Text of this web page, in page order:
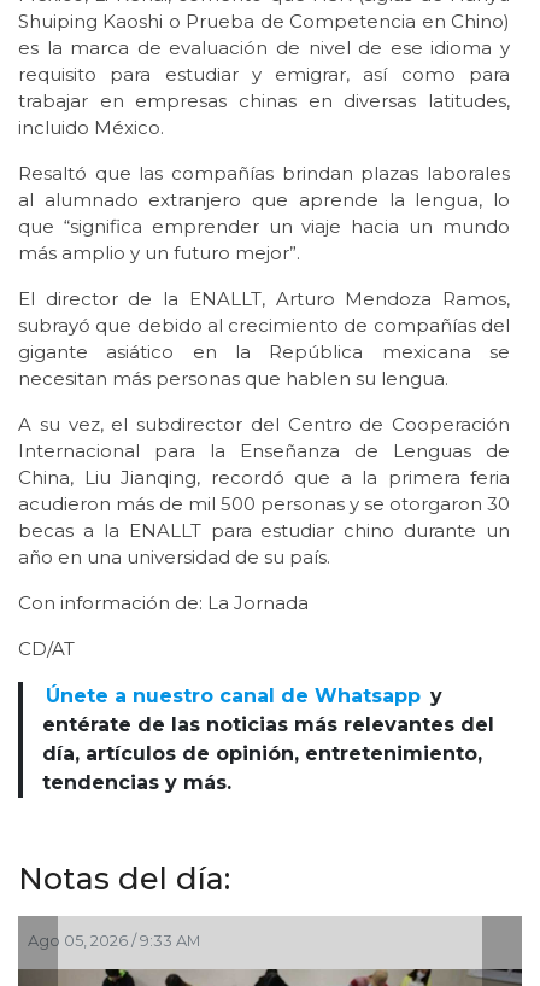
Shuiping Kaoshi o Prueba de Competencia en Chino)
es la marca de evaluación de nivel de ese idioma y
requisito para estudiar y emigrar, así como para
trabajar en empresas chinas en diversas latitudes,
incluido México.
Resaltó que las compañías brindan plazas laborales
al alumnado extranjero que aprende la lengua, lo
que “significa emprender un viaje hacia un mundo
más amplio y un futuro mejor”.
El director de la ENALLT, Arturo Mendoza Ramos,
subrayó que debido al crecimiento de compañías del
gigante asiático en la República mexicana se
necesitan más personas que hablen su lengua.
A su vez, el subdirector del Centro de Cooperación
Internacional para la Enseñanza de Lenguas de
China, Liu Jianqing, recordó que a la primera feria
acudieron más de mil 500 personas y se otorgaron 30
becas a la ENALLT para estudiar chino durante un
año en una universidad de su país.
Con información de: La Jornada
CD/AT
Únete a nuestro canal de Whatsapp y
entérate de las noticias más relevantes del
día, artículos de opinión, entretenimiento,
tendencias y más.
Notas del día:
05, 2026 / 9:33 AM